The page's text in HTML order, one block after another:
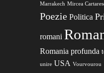
Marrakech Mircea
Poezie Politica
romani
Romania profunda
unire USA Vourvourou